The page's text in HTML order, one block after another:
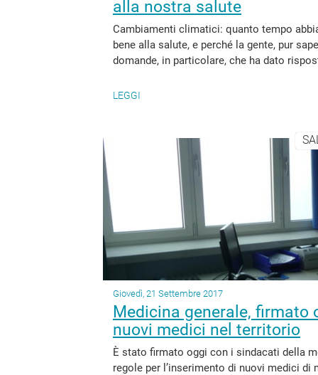
alla nostra salute
Cambiamenti climatici: quanto tempo
bene alla salute, e perché la gente, pur
domande, in particolare, che ha dato
LEGGI
Giovedì, 21 Settembre 2017
Medicina generale, firmato
nuovi medici nel territorio
È stato firmato oggi con i sindacati della
regole per l’inserimento di nuovi medici